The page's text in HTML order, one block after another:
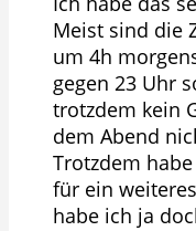
Meist sind die
um 4h
gegen 23 Uhr
trotzdem kein
dem Abend
Trotzdem
für ein
habe ich ja